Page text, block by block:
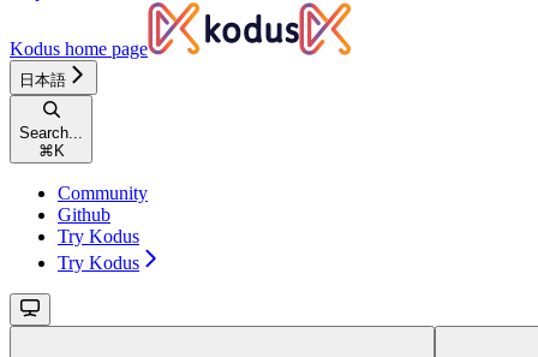
Kodus home page
日本語
Search...
⌘ K
Community
Github
Try Kodus
Try Kodus